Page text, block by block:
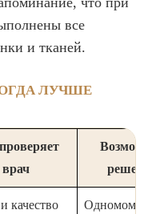
все
и тканей.
ЛУЧШЕ
врач
решение
качество